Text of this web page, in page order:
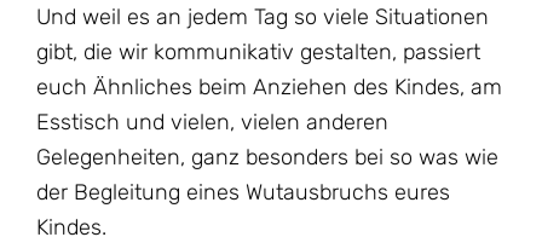
Und weil es an jedem Tag so viele Situationen
gibt, die wir kommunikativ gestalten, passiert
euch Ähnliches beim Anziehen des Kindes, am
Esstisch und vielen, vielen anderen
Gelegenheiten, ganz besonders bei so was wie
der Begleitung eines Wutausbruchs eures
Kindes.